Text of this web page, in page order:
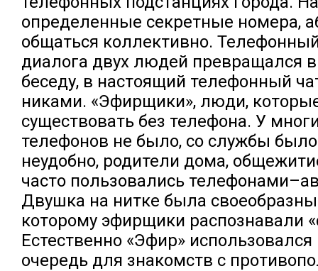
определенные секретные номера,
общаться коллективно.
диалога двух людей превращался
беседу, в настоящий телефонный
никами. «Эфирщики», люди,
существовать без телефона. У
телефонов не было, со службы
неудобно, родители дома,
часто пользовались
Двушка на нитке была
которому эфирщики распознавали
Естественно «Эфир»
очередь для знакомств с